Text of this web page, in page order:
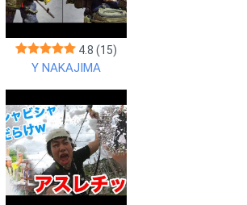
4.8 (15)
Y NAKAJIMA